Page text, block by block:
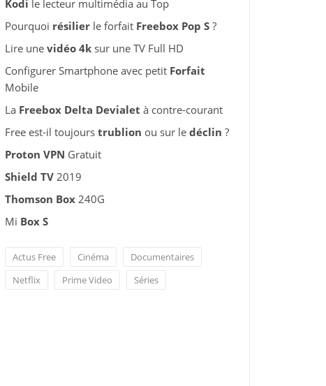
Kodi le lecteur multimédia au Top
Pourquoi résilierle forfait Freebox Pop S?
Lire une vidéo 4ksur une TV Full HD
Configurer Smartphone avec petit Forfait
Mobile
La Freebox Delta Devialet à contre-courant
Free est-il toujours trublion ou sur le déclin ?
Proton VPN Gratuit
Shield TV2019
Thomson Box240G
Mi Box S
Actus Free Cinéma
Documentaires
Netflix
Prime Video Séries